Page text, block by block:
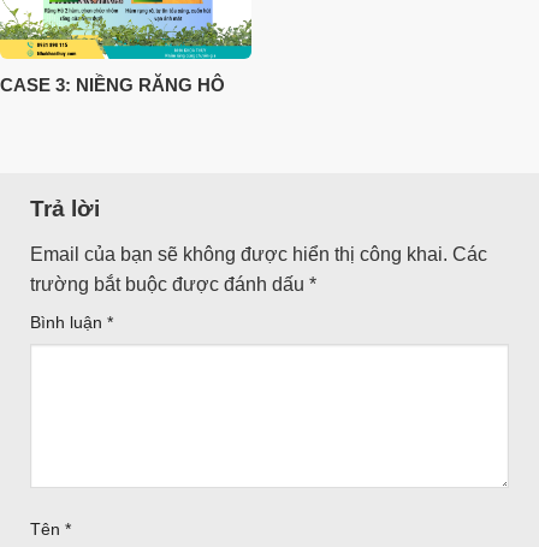
CASE 3: NIỀNG RĂNG HÔ
Trả lời
Email của bạn sẽ không được hiển thị công khai. Các
trường bắt buộc được đánh dấu *
Bình luận *
Tên *